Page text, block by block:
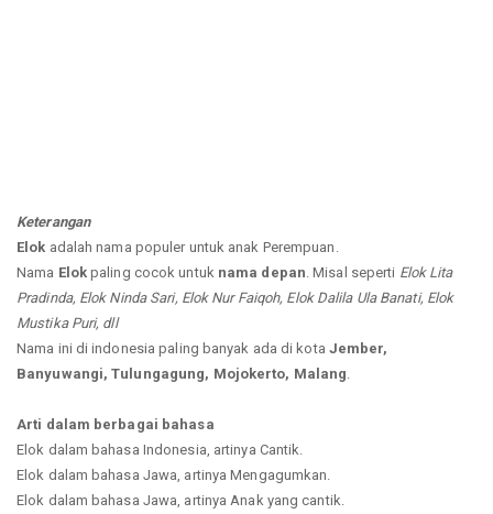
Keterangan
Elok adalah nama populer untuk anak Perempuan.
Nama Elokpaling cocok untuk nama depan . Misal seperti Elok Lita
Pradinda, Elok Ninda Sari, Elok Nur Faiqoh, Elok Dalila Ula Banati, Elok
Mustika Puri, dll
Nama ini di indonesia paling banyak ada di kota Jember,
Banyuwangi, Tulungagung, Mojokerto, Malang
Arti dalam berbagai bahasa
Elok dalam bahasa Indonesia, artinya Cantik.
Elok dalam bahasa Jawa, artinya Mengagumkan.
Elok dalam bahasa Jawa, artinya Anak yang cantik.